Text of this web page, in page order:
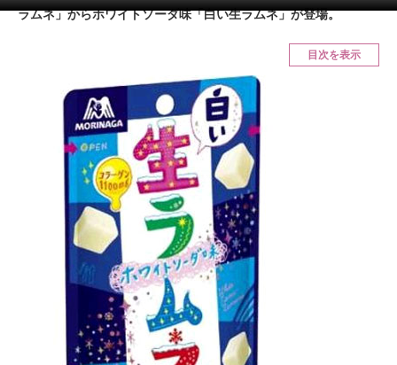
メディア
スマホと通信の最新トレンド
進化するPCとデバイスの未来
好きが集まる 比べて選べる
ビジネスと働き方のヒント
AI活用のいまが分かる
企業ITのトレンドを詳説
経営リーダーのコミュニティ
ラムネ」からホワイトソーダ味「白い生ラムネ」が登場。
目次を表示